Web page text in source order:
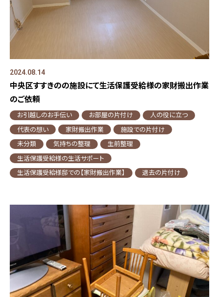
2024.08.14
中央区すすきのの施設にて生活保護受給様の家財搬出作業
のご依頼
お引越しのお手伝い お部屋の片付け
人の役に立つ
代表の想い
家財搬出作業
施設での片付け
未分類
気持ちの整理
生前整理
生活保護受給様の生活サポート
生活保護受給様邸での【家財搬出作業】
退去の片付け